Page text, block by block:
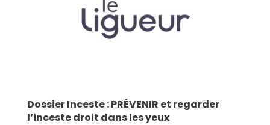
Dossier Inceste : PRÉVENIR et regarder
l’inceste droit dans les yeux